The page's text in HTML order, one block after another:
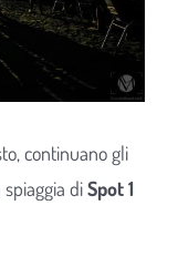
continuano gli
diSpot 1